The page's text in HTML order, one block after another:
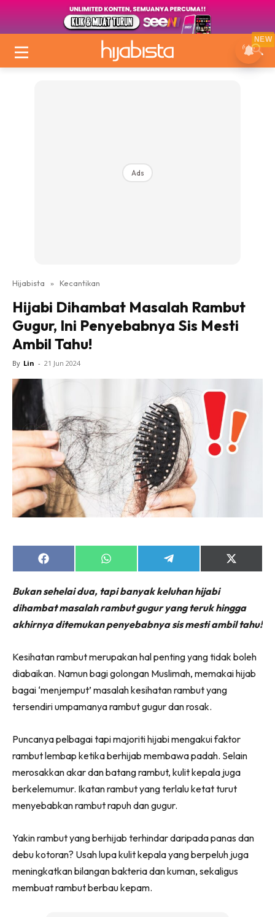
Ads
Hijabista » Kecantikan
Hijabi Dihambat Masalah Rambut
Gugur, Ini Penyebabnya Sis Mesti
Ambil Tahu!
By Lin - 21 Jun 2024
Share
on
Share
on
Share
on
Share
on
Bukan sehelai dua, tapi banyak keluhan hijabi
dihambat masalah rambut gugur yang teruk hingga
akhirnya ditemukan penyebabnya sis mesti ambil tahu!
Kesihatan rambut merupakan hal penting yang tidak boleh
diabaikan. Namun bagi golongan Muslimah, memakai hijab
bagai ‘menjemput’ masalah kesihatan rambut yang
tersendiri umpamanya rambut gugur dan rosak.
Puncanya pelbagai tapi majoriti hijabi mengakui faktor
rambut lembap ketika berhijab membawa padah. Selain
merosakkan akar dan batang rambut, kulit kepala juga
berkelemumur. Ikatan rambut yang terlalu ketat turut
menyebabkan rambut rapuh dan gugur.
Yakin rambut yang berhijab terhindar daripada panas dan
debu kotoran? Usah lupa kulit kepala yang berpeluh juga
meningkatkan bilangan bakteria dan kuman, sekaligus
membuat rambut berbau kepam.
NEW